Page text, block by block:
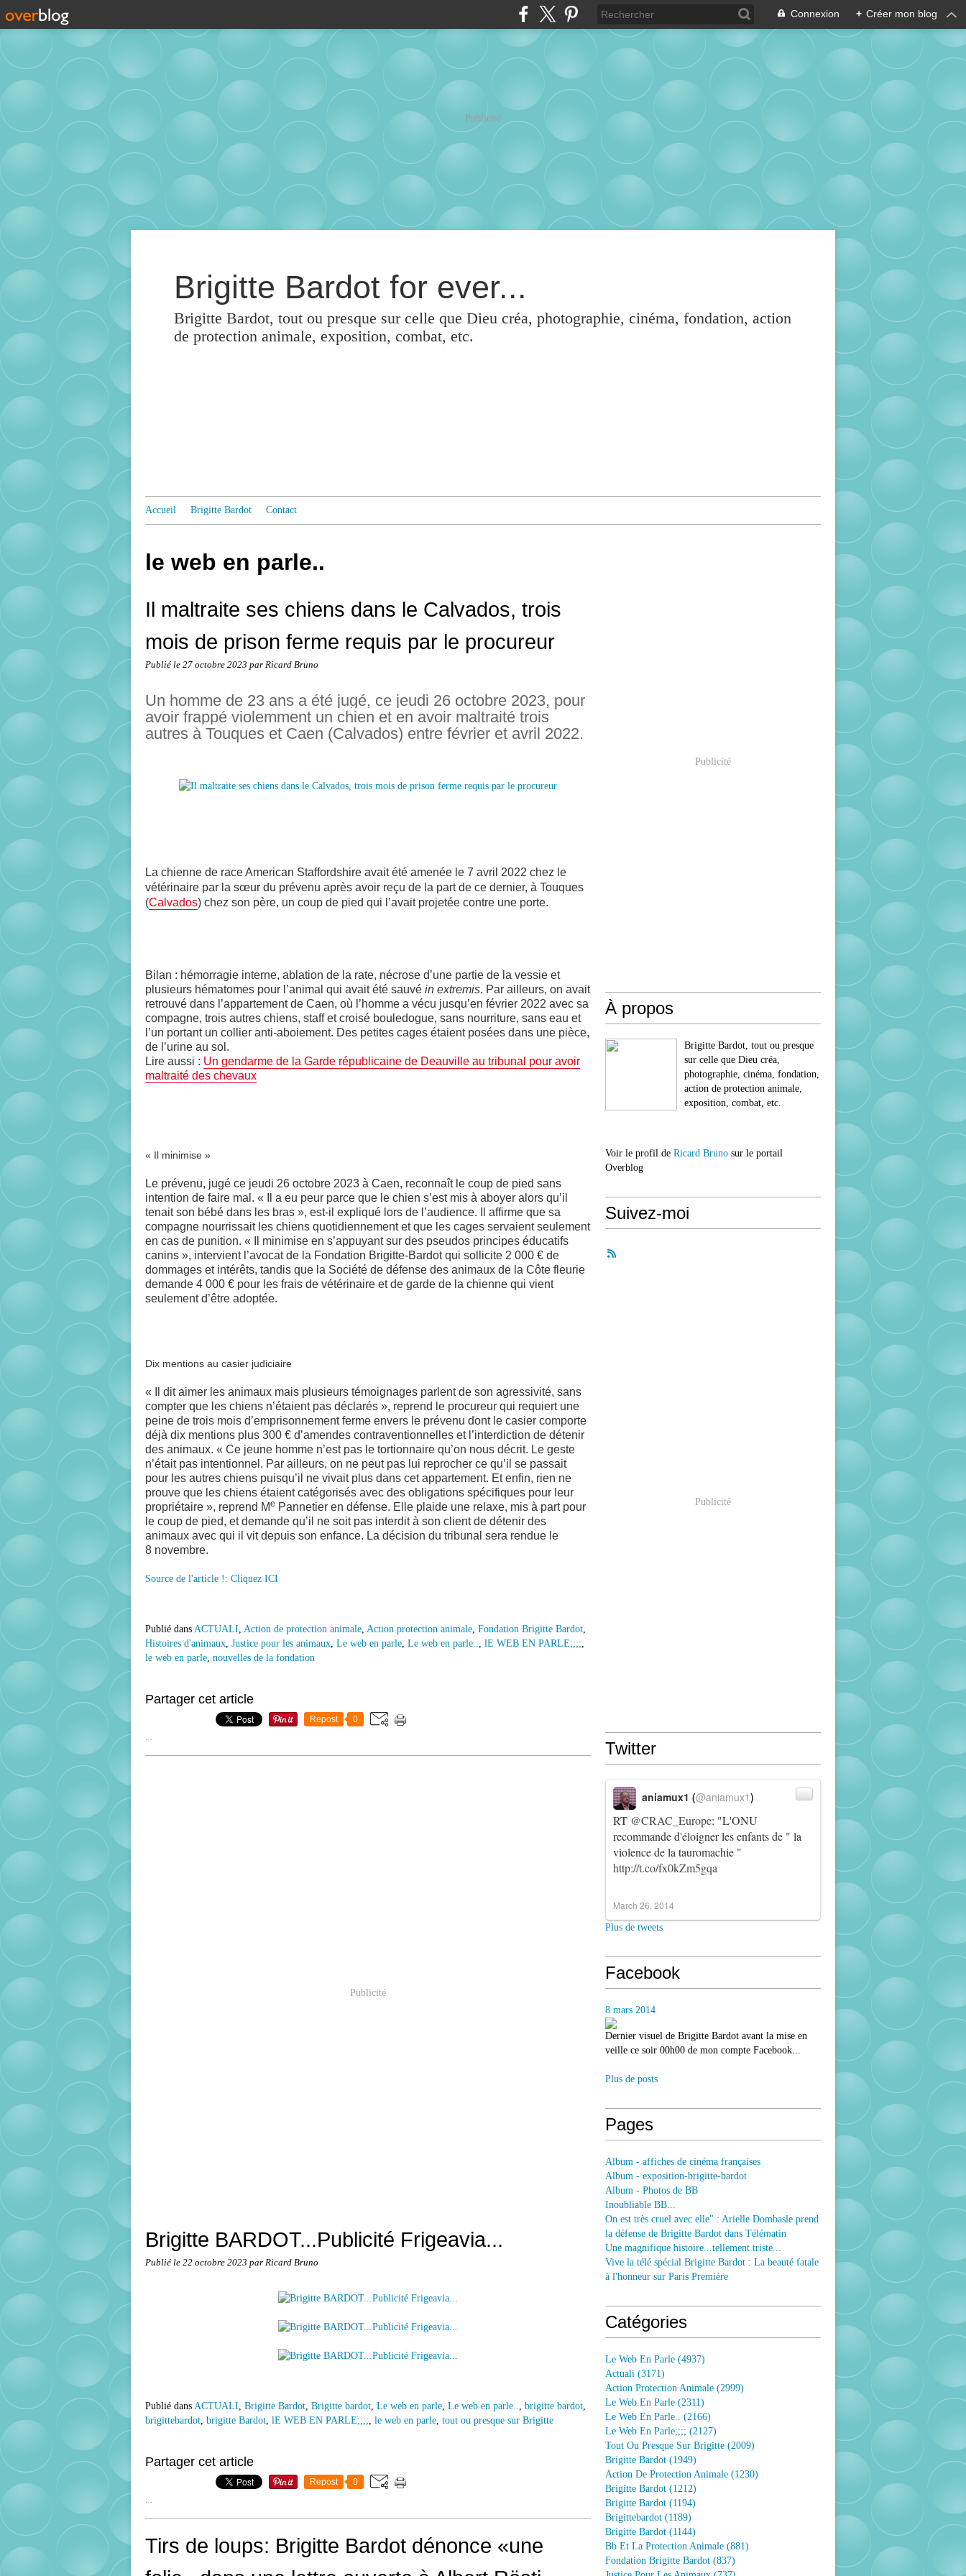
Connexion + Créer mon blog
Publicité
Brigitte Bardot for ever...
Brigitte Bardot, tout ou presque sur celle que Dieu créa, photographie, cinéma, fondation, action
de protection animale, exposition, combat, etc.
Accueil Brigitte Bardot Contact
le web en parle..
Il maltraite ses chiens dans le Calvados, trois
mois de prison ferme requis par le procureur
Publié le 27 octobre 2023 par Ricard Bruno
Un homme de 23 ans a été jugé, ce jeudi 26 octobre 2023, pour
avoir frappé violemment un chien et en avoir maltraité trois
autres à Touques et Caen (Calvados) entre février et avril 2022.
La chienne de race American Staffordshire avait été amenée le 7 avril 2022 chez le
vétérinaire par la sœur du prévenu après avoir reçu de la part de ce dernier, à Touques
(Calvados) chez son père, un coup de pied qui l’avait projetée contre une porte.
Bilan : hémorragie interne, ablation de la rate, nécrose d’une partie de la vessie et
plusieurs hématomes pour l’animal qui avait été sauvé in extremis. Par ailleurs, on avait
retrouvé dans l’appartement de Caen, où l’homme a vécu jusqu’en février 2022 avec sa
compagne, trois autres chiens, staff et croisé bouledogue, sans nourriture, sans eau et
l’un portant un collier anti-aboiement. Des petites cages étaient posées dans une pièce,
de l’urine au sol.
Lire aussi : Un gendarme de la Garde républicaine de Deauville au tribunal pour avoir
maltraité des chevaux
« Il minimise »
Le prévenu, jugé ce jeudi 26 octobre 2023 à Caen, reconnaît le coup de pied sans
intention de faire mal. «
Il a eu peur parce que le chien s’est mis à aboyer alors qu’il
tenait son bébé dans les bras », est-il expliqué lors de l’audience. Il affirme que sa
compagne nourrissait les chiens quotidiennement et que les cages servaient seulement
en cas de punition. «
Il minimise en s’appuyant sur des pseudos principes éducatifs
canins », intervient l’avocat de la Fondation Brigitte-Bardot qui sollicite 2 000 € de
dommages et intérêts, tandis que la Société de défense des animaux de la Côte fleurie
demande 4 000 € pour les frais de vétérinaire et de garde de la chienne qui vient
seulement d’être adoptée.
Dix mentions au casier judiciaire
«
Il dit aimer les animaux mais plusieurs témoignages parlent de son agressivité, sans
compter que les chiens n’étaient pas déclarés », reprend le procureur qui requiert une
peine de trois mois d’emprisonnement ferme envers le prévenu dont le casier comporte
déjà dix mentions plus 300 € d’amendes contraventionnelles et l’interdiction de détenir
des animaux. « Ce jeune homme n’est pas le tortionnaire qu’on nous décrit. Le geste
n’était pas intentionnel. Par ailleurs, on ne peut pas lui reprocher ce qu’il se passait
pour les autres chiens puisqu’il ne vivait plus dans cet appartement. Et enfin, rien ne
prouve que les chiens étaient catégorisés avec des obligations spécifiques pour leur
propriétaire », reprend Me Pannetier en défense. Elle plaide une relaxe, mis à part pour
le coup de pied, et demande qu’il ne soit pas interdit à son client de détenir des
animaux avec qui il vit depuis son enfance. La décision du tribunal sera rendue le
8 novembre.
Source de l'article !: Cliquez ICI
Publié dans ACTUALI, Action de protection animale, Action protection animale, Fondation Brigitte Bardot,
Histoires d'animaux, Justice pour les animaux, Le web en parle, Le web en parle.., lE WEB EN PARLE;;;;,
le web en parle, nouvelles de la fondation
Partager cet article
Repost 0
Publicité
Brigitte BARDOT...Publicité Frigeavia...
Publié le 22 octobre 2023 par Ricard Bruno
Publié dans ACTUALI, Brigitte Bardot, Brigitte bardot, Le web en parle, Le web en parle.., brigitte bardot,
brigittebardot, brigitte Bardot, lE WEB EN PARLE;;;;, le web en parle, tout ou presque sur Brigitte
Partager cet article
Repost 0
Tirs de loups: Brigitte Bardot dénonce «une
Publicité
À propos
Brigitte Bardot, tout ou presque
sur celle que Dieu créa,
photographie, cinéma, fondation,
action de protection animale,
exposition, combat, etc.
Voir le profil de Ricard Bruno sur le portail
Overblog
Suivez-moi
Publicité
Twitter
RT @CRAC_Europe: "L'ONU
recommande d'éloigner les enfants de " la
violence de la tauromachie "
http://t.co/fx0kZm5gqa
aniamux1 (@aniamux1)
March 26, 2014
Plus de tweets
Facebook
8 mars 2014
Dernier visuel de Brigitte Bardot avant la mise en
veille ce soir 00h00 de mon compte Facebook...
Plus de posts
Pages
Album - affiches de cinéma françaises
Album - exposition-brigitte-bardot
Album - Photos de BB
Inoubliable BB...
On est très cruel avec elle" : Arielle Dombasle prend
la défense de Brigitte Bardot dans Télématin
Une magnifique histoire...tellement triste...
Vive la télé spécial Brigitte Bardot : La beauté fatale
à l'honneur sur Paris Première
Catégories
Le Web En Parle (4937)
Actuali (3171)
Action Protection Animale (2999)
Le Web En Parle (2311)
Le Web En Parle.. (2166)
Le Web En Parle;;;; (2127)
Tout Ou Presque Sur Brigitte (2009)
Brigitte Bardot (1949)
Action De Protection Animale (1230)
Brigitte Bardot (1212)
Brigitte Bardot (1194)
Brigittebardot (1189)
Brigitte Bardot (1144)
Bb Et La Protection Animale (881)
Fondation Brigitte Bardot (837)